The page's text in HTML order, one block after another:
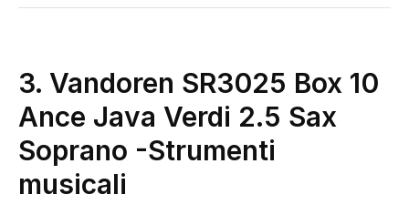
3. Vandoren SR3025 Box 10
Ance Java Verdi 2.5 Sax
Soprano -Strumenti
musicali